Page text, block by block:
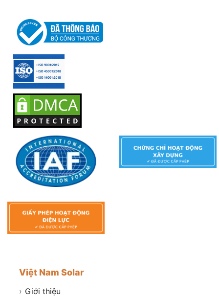
Việt Nam Solar
› Giới thiệu